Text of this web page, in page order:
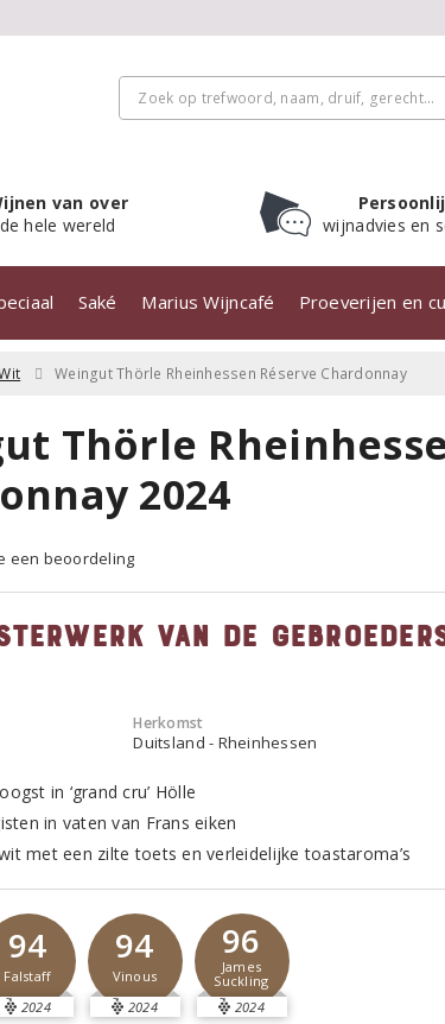
van over
de hele wereld
wijnadvies en
Saké Marius Wijncafé Proeverijen en
Weingut Thörle Rheinhessen Réserve Chardonnay
Thörle
2024
een beoordeling
van de
Herkomst
Duitsland - Rheinhessen
in ‘grand cru’ Hölle
in vaten van Frans eiken
met een zilte toets en verleidelijke toastaroma’s
94
Falstaff
2024
94
Vinous
2024
96
James
Suckling
2024